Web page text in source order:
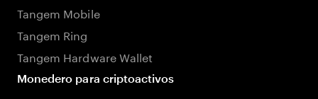
Tangem Mobile
Tangem Ring
Tangem Hardware Wallet
Monedero para criptoactivos